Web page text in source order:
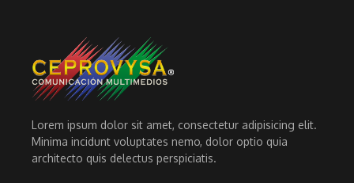
Lorem ipsum dolor sit amet, consectetur adipisicing elit.
Minima incidunt voluptates nemo, dolor optio quia
architecto quis delectus perspiciatis.